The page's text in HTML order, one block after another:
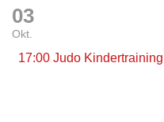
03
Okt.
17:00 Judo Kindertraining